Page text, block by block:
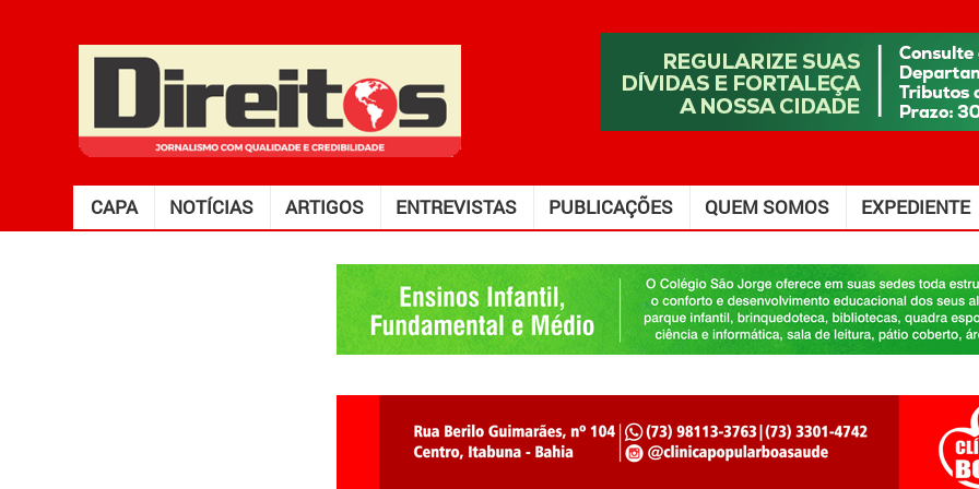
CAPA NOTÍCIAS ARTIGOS ENTREVISTAS PUBLICAÇÕES QUEM SOMOS EXPEDIENTE